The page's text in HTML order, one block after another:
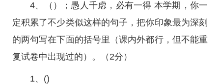
4、（）；愚人千虑，必有一得 本学期，你一
定积累了不少类似这样的句子，把你印象最为深刻
的两句写在下面的括号里（课内外都行，但不能重
复试卷中出现过的）。（2分）
1、()